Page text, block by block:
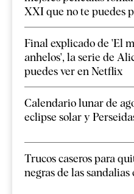
XXI que no te puedes
Final explicado de 'El
anhelos', la serie de
puedes ver en Netflix
Calendario lunar de
eclipse solar y
Trucos caseros para
negras de las sandalias